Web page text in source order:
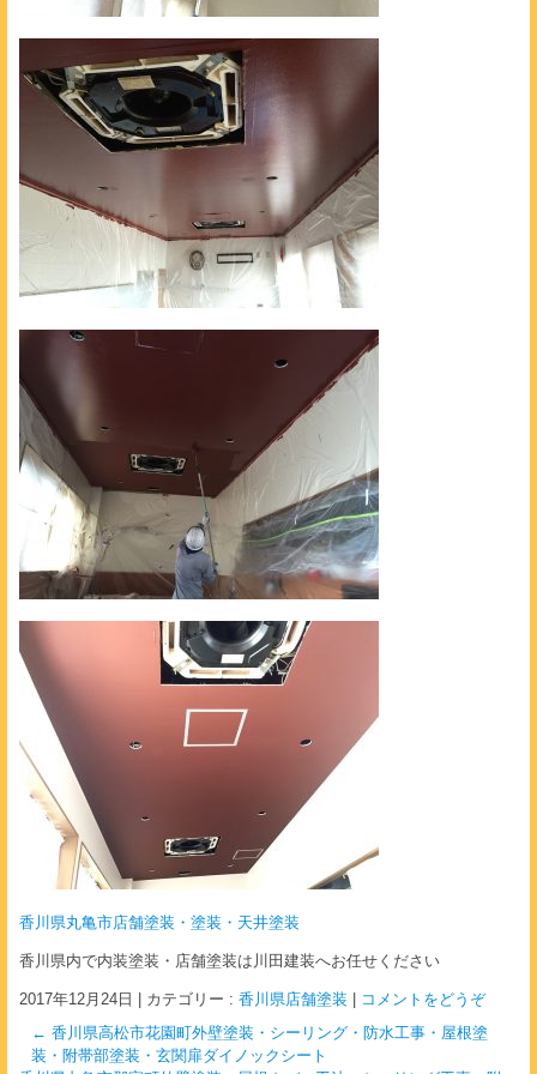
香川県丸亀市店舗塗装・塗装・天井塗装
香川県内で内装塗装・店舗塗装は川田建装へお任せください
2017年12月24日 カテゴリー : 香川県店舗塗装
コメントをどうぞ
← 香川県高松市花園町外壁塗装・シーリング・防水工事・屋根塗
装・附帯部塗装・玄関扉ダイノックシート